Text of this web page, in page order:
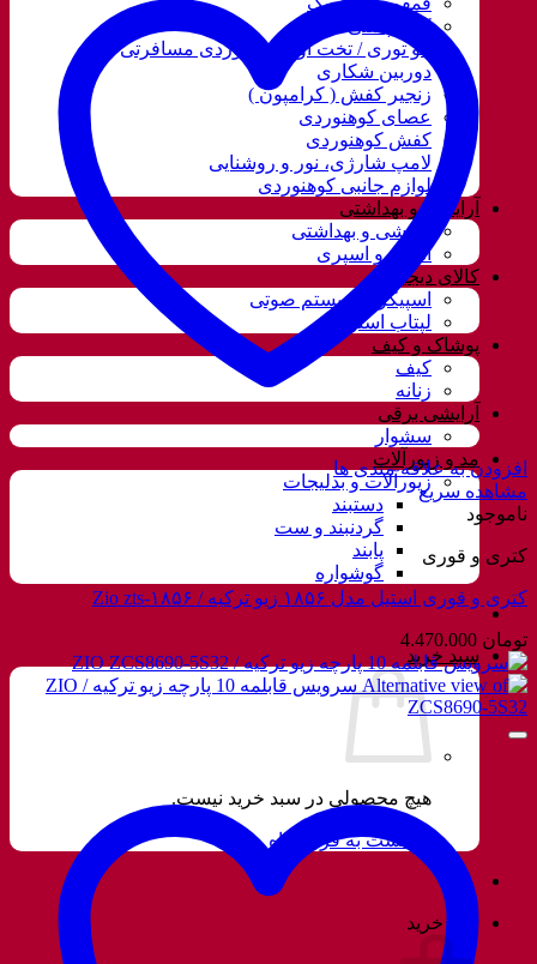
کوله پشتی
ننو توری / تخت آویز کوهنوردی مسافرتی
دوربین شکاری
زنجیر کفش ( کرامپون )
عصای کوهنوردی
کفش کوهنوردی
لامپ شارژی، نور و روشنایی
لوازم جانبی کوهنوردی
آرایشی و بهداشتی
آرایشی و بهداشتی
ادکلن و اسپری
کالای دیجیتال
اسپیکر و سیستم صوتی
لپتاب استوک
پوشاک و کیف
کیف
زنانه
آرایشی برقی
سشوار
مد و زیورآلات
زیورآلات و بدلیجات
دستبند
گردنبند و ست
پابند
گوشواره
سبد خرید
هیچ محصولی در سبد خرید نیست.
بازگشت به فروشگاه
سبد خرید
افزودن به علاقه مندی ها
مشاهده سریع
ناموجود
کتری و قوری
کتری و قوری استیل مدل ۱۸۵۶ زیو ترکیه / Zio zts-۱۸۵۶
تومان